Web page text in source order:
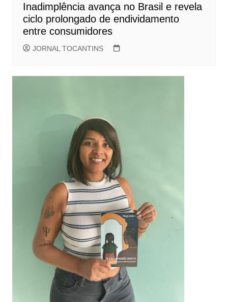
Inadimplência avança no Brasil e revela
ciclo prolongado de endividamento
entre consumidores
JORNAL TOCANTINS